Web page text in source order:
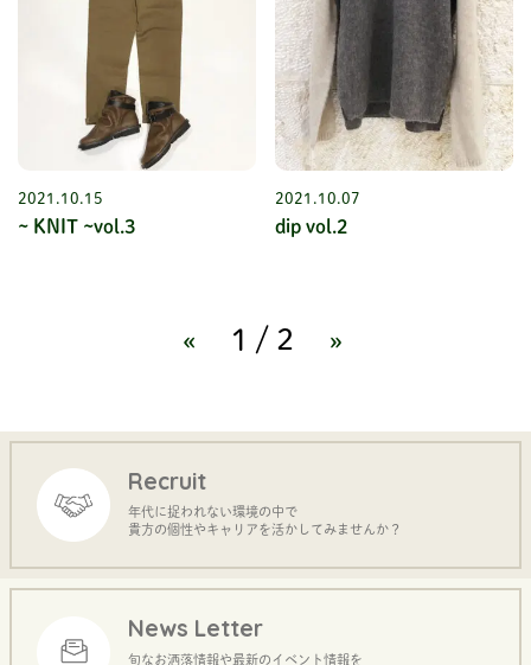
2021.10.15
~ KNIT ~vol.3
2021.10.07
dip vol.2
« 1/2 »
Recruit
年代に捉われない環境の中で
貴方の個性やキャリアを活かしてみませんか？
News Letter
旬なお洒落情報や最新のイベント情報を